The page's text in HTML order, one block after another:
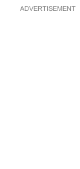
ADVERTISEMENT